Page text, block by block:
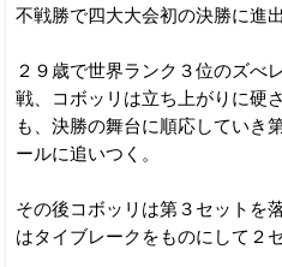
不戦勝で四大大会初の決勝に進出
２９歳で世界ランク３位のズべ
戦、コボッリは立ち上がりに硬
も、決勝の舞台に順応していき
ールに追いつく。
その後コボッリは第３セットを
はタイブレークをものにして２